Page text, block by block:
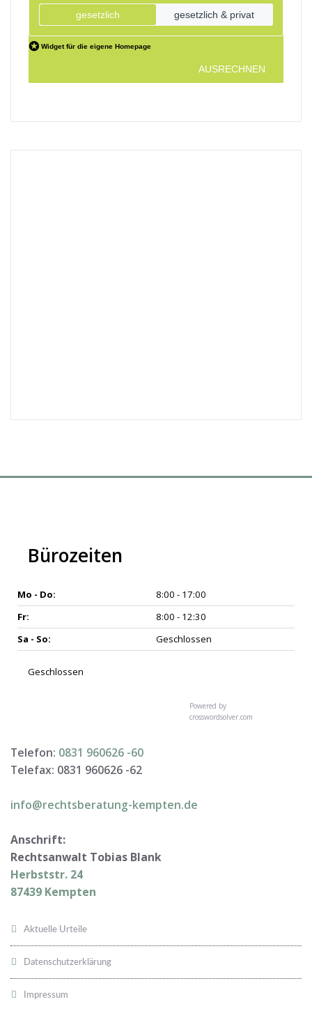
Bürozeiten
Mo - Do:
8:00 - 17:00
Fr:
8:00 - 12:30
Sa - So:
Geschlossen
Geschlossen
Powered by
crosswordsolver.com
Telefon: 0831 960626 -60
Telefax: 0831 960626 -62
info@rechtsberatung-kempten.de
Anschrift:
Rechtsanwalt Tobias Blank
Herbststr. 24
87439 Kempten
Aktuelle Urteile
Datenschutzerklärung
Impressum